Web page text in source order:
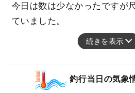
今日は数は少なかったですが
ていました。
続きを表示
釣行当日の気象